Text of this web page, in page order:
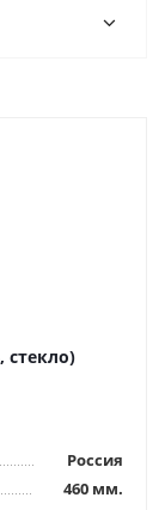
стекло)
Россия
460 мм.